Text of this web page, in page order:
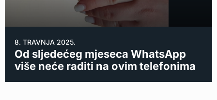
8. TRAVNJA 2025.
Od sljedećeg mjeseca WhatsApp
više neće raditi na ovim telefonima